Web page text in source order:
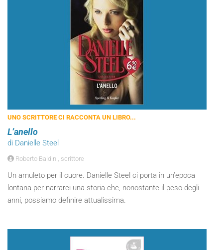
UNO SCRITTORE CI RACCONTA UN LIBRO...
L’anello
di Danielle Steel
Roberto Baldini, scrittore
Un amuleto per il cuore. Danielle Steel ci porta in un’epoca
lontana per narrarci una storia che, nonostante il peso degli
anni, possiamo definire attualissima.